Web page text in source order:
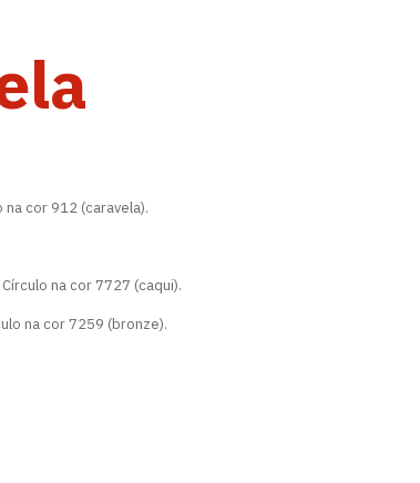
cor 912 (caravela).
na cor 7727 (caqui).
na cor 7259 (bronze).